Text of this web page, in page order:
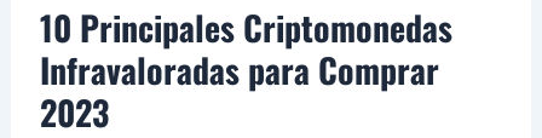
10 Principales Criptomonedas
Infravaloradas para Comprar
2023